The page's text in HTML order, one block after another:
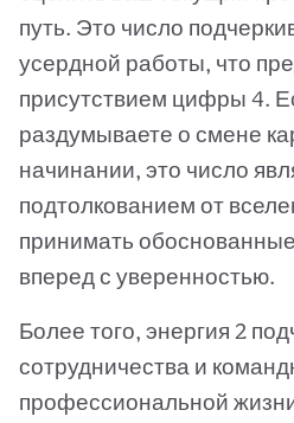
путь. Это число
усердной работы, что
присутствием цифры 4.
раздумываете о смене
начинании, это число
подтолкованием от
принимать
вперед с уверенностью.
Более того, энергия 2
сотрудничества и
профессиональной